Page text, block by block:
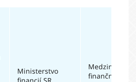
Ministerstvo
Medzinárodná
finančná